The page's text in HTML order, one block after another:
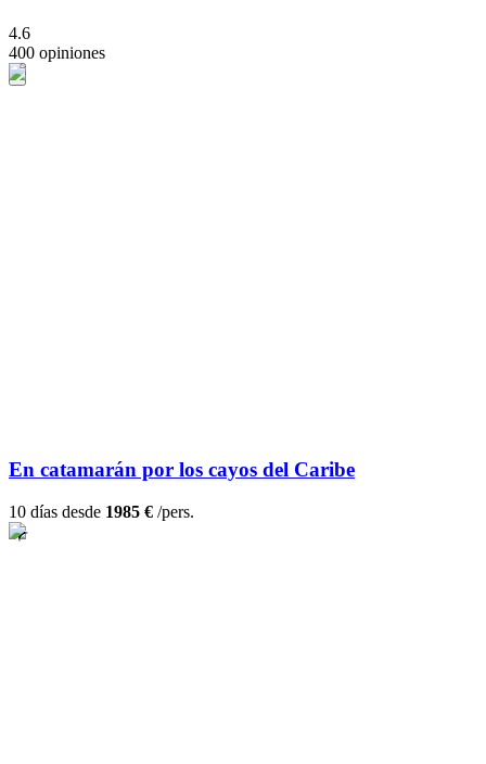
4.6
400 opiniones
En catamarán por los cayos del Caribe
10 días desde 1985 € /pers.